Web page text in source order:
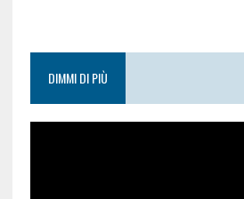
DIMMI DI PIÙ